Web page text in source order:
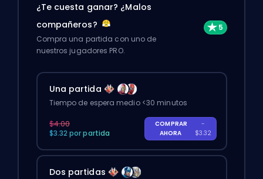
¿Te cuesta ganar? ¿Malos
compañeros?
Compra una partida con uno de
nuestros jugadores PRO.
Una partida
Tiempo de espera medio <30 minutos
$4.00
$3.32 por partida
COMPRAR
AHORA
-
$3.32
Dos partidas